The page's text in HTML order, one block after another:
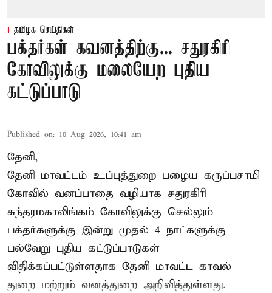
தமிழக செய்திகள்
பக்தர்கள் கவனத்திற்கு... சதுரகிரி
கோவிலுக்கு மலையேற புதிய
கட்டுப்பாடு
Published on: 10 Aug 2026, 10:41 am
தேனி,
தேனி மாவட்டம் உப்புத்துறை பழைய கருப்பசாமி
கோவில் வனப்பாதை வழியாக சதுரகிரி
சுந்தரமகாலிங்கம் கோவிலுக்கு செல்லும்
பக்தர்களுக்கு இன்று முதல் 4 நாட்களுக்கு
பல்வேறு புதிய கட்டுப்பாடுகள்
விதிக்கப்பட்டுள்ளதாக தேனி மாவட்ட காவல்
துறை மற்றும் வனத்துறை அறிவித்துள்ளது.